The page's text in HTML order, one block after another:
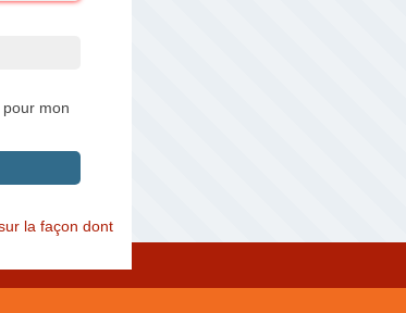
mon
la façon dont